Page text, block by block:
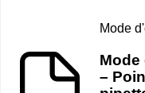
Mode
Mode
–